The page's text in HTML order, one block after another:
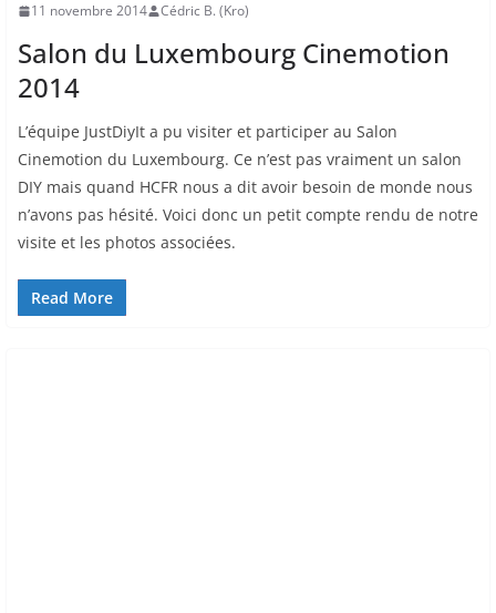
11 novembre 2014 Cédric B. (Kro)
Salon du Luxembourg Cinemotion
2014
L’équipe JustDiyIt a pu visiter et participer au Salon
Cinemotion du Luxembourg. Ce n’est pas vraiment un salon
DIY mais quand HCFR nous a dit avoir besoin de monde nous
n’avons pas hésité. Voici donc un petit compte rendu de notre
visite et les photos associées.
Read More